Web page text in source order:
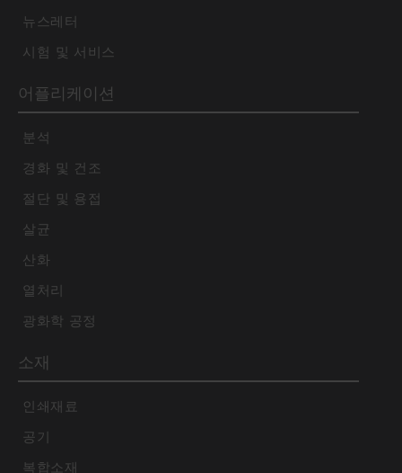
뉴스레터
시험 및 서비스
어플리케이션
분석
경화 및 건조
절단 및 용접
살균
산화
열처리
광화학 공정
소재
인쇄재료
공기
복합소재